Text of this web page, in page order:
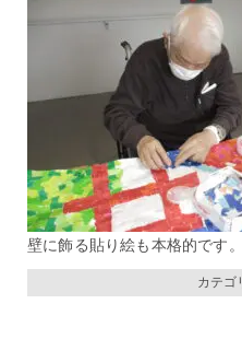
壁に飾る貼り絵も本格的です
カテゴ